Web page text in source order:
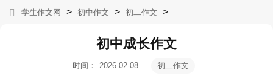
学生作文网 > 初中作文 > 初二作文 >
初中成长作文
时间：
2026-02-08
初二作文